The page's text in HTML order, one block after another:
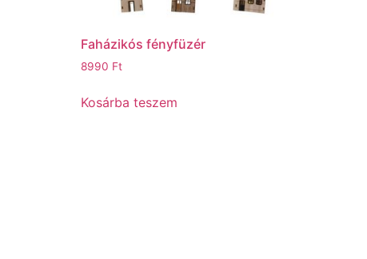
Faházikós fényfüzér
8990 Ft
Kosárba teszem